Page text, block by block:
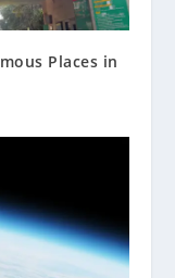
Places in